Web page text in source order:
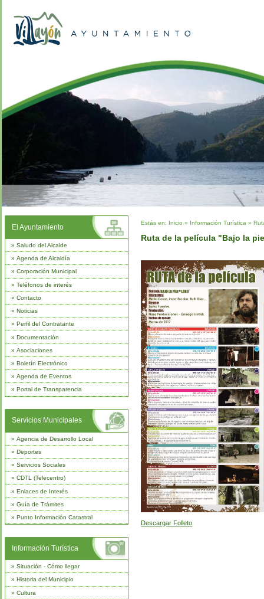
El Ayuntamiento
» Saludo del Alcalde
» Agenda de Alcaldía
» Corporación Municipal
» Teléfonos de interés
» Contacto
» Noticias
» Perfil del Contratante
» Documentación
» Asociaciones
» Boletín Electrónico
» Agenda de Eventos
» Portal de Transparencia
Servicios Municipales
» Agencia de Desarrollo Local
» Deportes
» Servicios Sociales
» CDTL (Telecentro)
» Enlaces de Interés
» Guía de Trámites
» Punto Información Catastral
Información Turística
» Situación - Cómo llegar
» Historia del Municipio
» Cultura
Estás en: Inicio » Información Turística »
Ruta de la película "Bajo la
Descargar Folleto